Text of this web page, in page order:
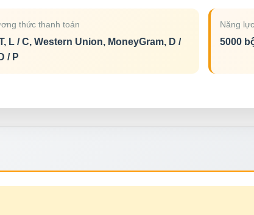
thức thanh toán
L / C, Western Union, MoneyGram, D /
/ P
Năng
5000